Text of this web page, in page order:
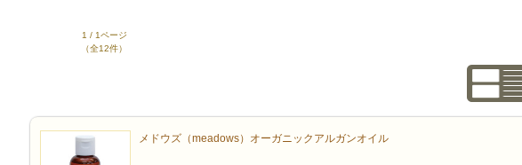
1 / 1ページ
（全12件）
メドウズ（meadows）オーガニックアルガンオイル